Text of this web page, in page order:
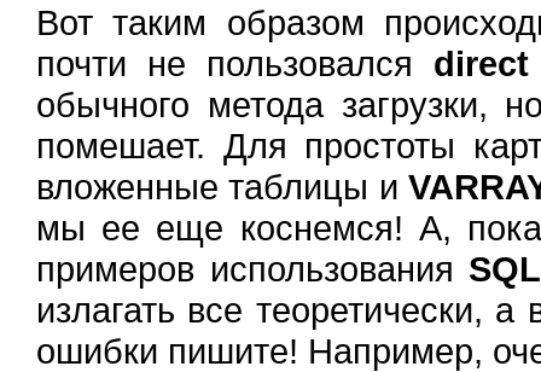
Вот таким образом
почти не пользовался direct
обычного метода загрузки,
помешает. Для простоты
вложенные таблицы и
мы ее еще коснемся! А,
примеров использования
излагать все теоретически,
ошибки пишите! Например,